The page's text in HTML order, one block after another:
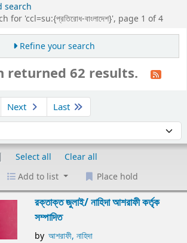
search
for 'ccl=su:{প্রতিরোধ-বাংলাদেশ}', page 1 of 4
Refine your search
returned 62 results.
Next Last
Select all
Clear all
Add to list Place hold
রক্তাক্ত জুলাই/নাহিদা আশরাফী কর্তৃক
সম্পাদিত
by আশরাফী, নাহিদা